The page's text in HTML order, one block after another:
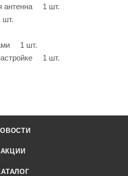
антенна 1 шт.
1 шт.
1 шт.
АКЦИИ